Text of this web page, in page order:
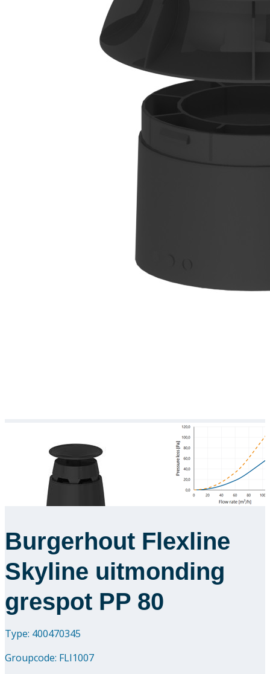
Burgerhout Flexline
Skyline uitmonding
grespot PP 80
Type: 400470345
Groupcode: FLI1007